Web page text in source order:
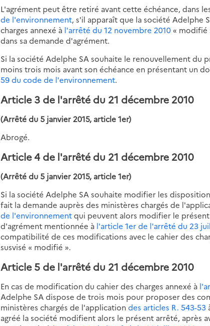
L'agrément peut être retiré avant cette échéance, dans
de l'environnement, s'il apparaît que la société Adelphe
charges annexé à l'arrêté du 12 novembre 2010 « modifié
dans sa demande d'agrément.
Si la société Adelphe SA souhaite le renouvellement du
moins trois mois avant son échéance en présentant un
59 du code de l'environnement.
Article 3 de l'arrêté du 21 décembre 2010
(Arrêté du 5 janvier 2015, article 1er)
Abrogé.
Article 4 de l'arrêté du 21 décembre 2010
(Arrêté du 5 janvier 2015, article 1er)
Si la société Adelphe SA souhaite modifier les
fait la demande auprès des ministères chargés de
de l'environnementqui peuvent alors modifier le
d'agrément mentionnée à l'article 1er de l'arrêté du 23
compatibilité de ces modifications avec le cahier des
susvisé « modifié ».
Article 5 de l'arrêté du 21 décembre 2010
En cas de modification du cahier des charges annexé à
Adelphe SA dispose de trois mois pour proposer des
ministères chargés de l'applicationdes articles R. 543-53
agréé la société modifient alors le présent arrêté, après